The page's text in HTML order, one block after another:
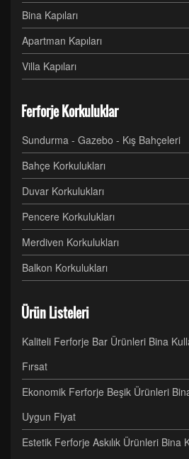
Bina Kapıları
Apartman Kapıları
Villa Kapıları
Ferforje Korkuluklar
Sundurma - Gazebo - Kış Bahçeleri
Bahçe Korkulukları
Duvar Korkulukları
Pencere Korkulukları
Merdiven Korkulukları
Balkon Korkulukları
Ürün Listeleri
Kaliteli Ferforje Bar Ürünleri Bina
Fırsat
Ekonomik Ferforje Beşik Ürünleri
Uygun Fiyat
Estetik Ferforje Askılık Ürünleri Bina